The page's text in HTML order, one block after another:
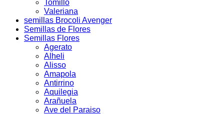
Tomillo
Valeriana
semillas Brocoli Avenger
Semillas de Flores
Semillas Flores
Agerato
Alheli
Alisso
Amapola
Antirrino
Aquilegia
Arañuela
Ave del Paraiso